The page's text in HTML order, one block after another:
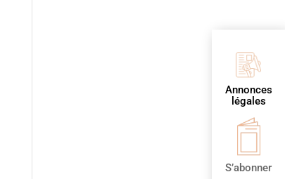
Annonces
légales
S’abonner